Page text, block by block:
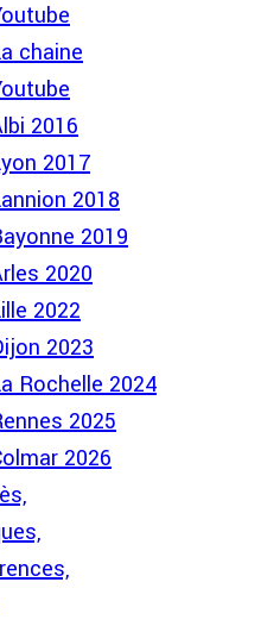
chaine
2016
2017
2018
2019
2020
2022
2023
Rochelle 2024
2025
2026